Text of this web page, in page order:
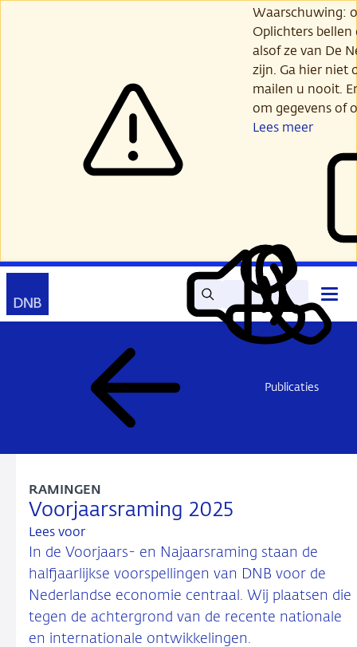
Waarschuwing:
Oplichters
alsof ze van De
zijn. Ga hier niet
mailen u nooit.
om gegevens of
Lees meer
Zoek Lees
voor
Mijn
DNB
Contact
Publicaties
Voorjaarsraming 2025
RAMINGEN
Lees voor
In de Voorjaars- en Najaarsraming staan de
halfjaarlijkse voorspellingen van DNB voor de
Nederlandse economie centraal. Wij plaatsen die
tegen de achtergrond van de recente nationale
en internationale ontwikkelingen.